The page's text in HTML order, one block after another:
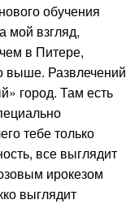
обучения
мой взгляд,
в Питере,
выше. Развлечений
город. Там есть
тебе только
все выглядит
ирокезом
выглядит